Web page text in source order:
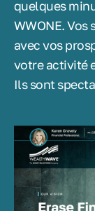
quelques
WWONE.
avec vos
votre activité
Ils sont